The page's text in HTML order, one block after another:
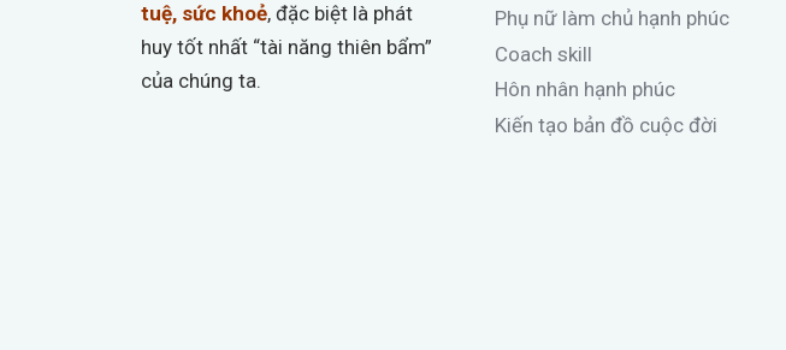
tuệ, sức khoẻ, đặc biệt là phát
huy tốt nhất “tài năng thiên bẩm”
của chúng ta.
Phụ nữ làm chủ hạnh phúc
Coach skill
Hôn nhân hạnh phúc
Kiến tạo bản đồ cuộc đời